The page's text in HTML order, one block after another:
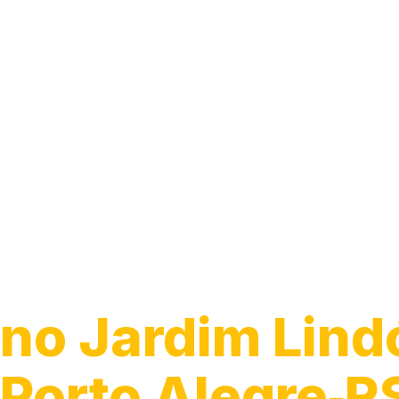
no Jardim